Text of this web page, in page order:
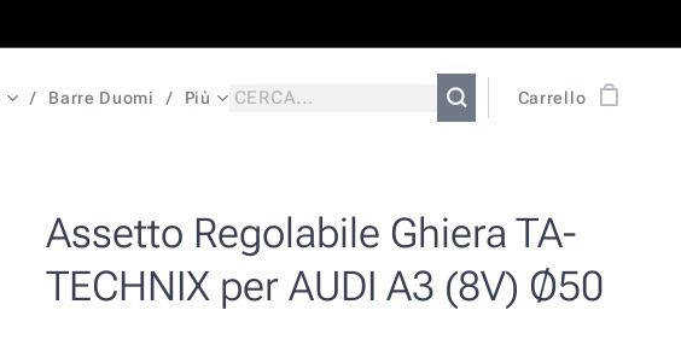
Barre Duomi Più Carrello
Assetto Regolabile Ghiera TA-
TECHNIX per AUDI A3 (8V) Ø50